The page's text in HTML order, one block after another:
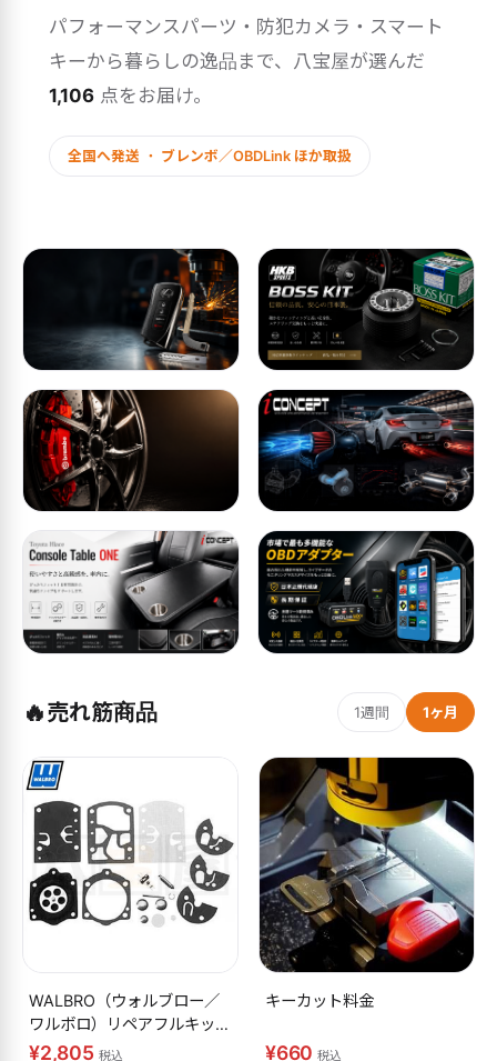
パフォーマンスパーツ・防犯カメラ・スマート
キーから暮らしの逸品まで、八宝屋が選んだ
1,106 点をお届け。
全国へ発送 ・ ブレンボ／OBDLink ほか取扱
🔥売れ筋商品 1週間 1ヶ月
WALBRO（ウォルブロー／
ワルボロ）リペアフルキット
K10-WB
¥2,805 税込
キーカット料金
¥660税込